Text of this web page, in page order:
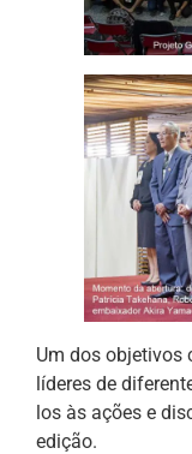
Um dos objetivos
líderes de
los às ações e
edição.